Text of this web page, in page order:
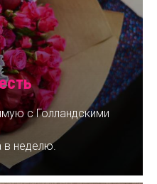
с Голландскими
в неделю.